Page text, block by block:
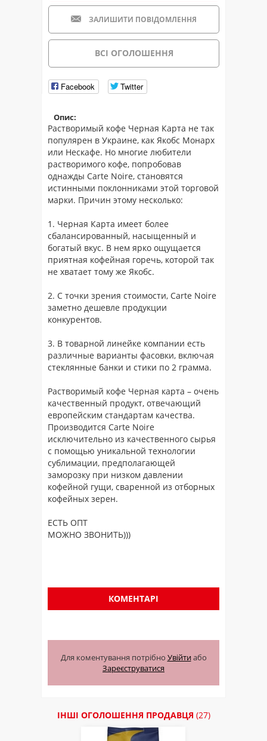
ЗАЛИШИТИ ПОВІДОМЛЕННЯ
ВСІ ОГОЛОШЕННЯ
Facebook Twitter
Опис:
Растворимый кофе Черная Карта не так
популярен в Украине, как Якобс Монарх
или Нескафе. Но многие любители
растворимого кофе, попробовав
однажды Carte Noire, становятся
истинными поклонниками этой торговой
марки. Причин этому несколько:
1. Черная Карта имеет более
сбалансированный, насыщенный и
богатый вкус. В нем ярко ощущается
приятная кофейная горечь, которой так
не хватает тому же Якобс.
2. С точки зрения стоимости, Carte Noire
заметно дешевле продукции
конкурентов.
3. В товарной линейке компании есть
различные варианты фасовки, включая
стеклянные банки и стики по 2 грамма.
Растворимый кофе Черная карта – очень
качественный продукт, отвечающий
европейским стандартам качества.
Производится Carte Noire
исключительно из качественного сырья
с помощью уникальной технологии
сублимации, предполагающей
заморозку при низком давлении
кофейной гущи, сваренной из отборных
кофейных зерен.
ЕСТЬ ОПТ
МОЖНО ЗВОНИТЬ)))
КОМЕНТАРІ
Для коментування потрібно Увійтиабо
Зареєструватися
ІНШІ ОГОЛОШЕННЯ ПРОДАВЦЯ (27)